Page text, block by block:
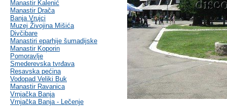
Manastir Kalenić
Manastir Drača
Banja Vrujci
Muzej Živojina Mišića
Divčibare
Manastiri eparhije šumadijske
Manastir Koporin
Pomoravlje
Smederevska tvrđava
Resavska pećina
Vodopad Veliki Buk
Manastir Ravanica
Vrnjačka Banja
Vrnjačka Banja - Lečenje